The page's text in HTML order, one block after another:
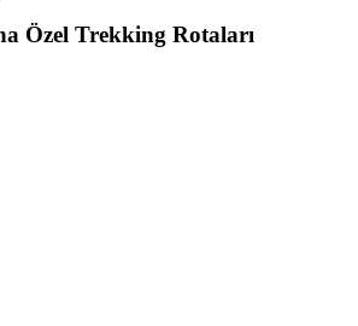
Özel Trekking Rotaları